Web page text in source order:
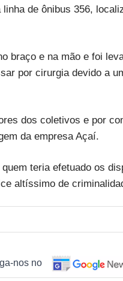
de ônibus 356,
braço e na mão e foi
por cirurgia devido a
dos coletivos e por
da empresa Açaí.
teria efetuado os
altíssimo de
nos no